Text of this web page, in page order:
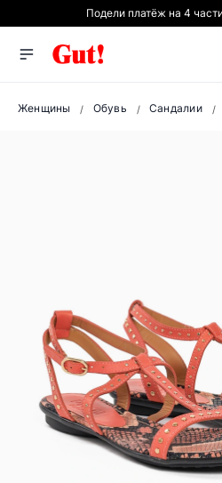
Подели платёж на 4
Женщины Обувь Сандалии